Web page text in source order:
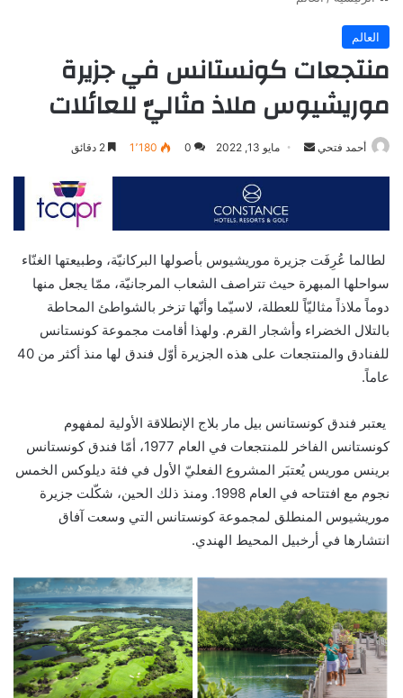
العالم
منتجعات كونستانس في جزيرة
موريشيوس ملاذ مثاليّ للعائلات
أحمد فتحي
أرسل مايو 13, 2022 0 1٬180
لطالما عُرِفَت جزيرة موريشيوس بأصولها البركانيّة، وطبيعتها الغنّاء
سواحلها المبهرة حيث تتراصف الشعاب المرجانيّة، ممّا يجعل منها
دوماً ملاذاً مثاليّاً للعطلة، لاسيّما وأنّها تزخر بالشواطئ المحاطة
بالتلال الخضراء وأشجار القرم. ولهذا أقامت مجموعة كونستانس
للفنادق والمنتجعات على هذه الجزيرة أوّل فندق لها منذ أكثر من 40
عاماً.
يعتبر فندق كونستانس بيل مار بلاج الإنطلاقة الأولية لمفهوم
كونستانس الفاخر للمنتجعات في العام 1977، أمّا فندق كونستانس
برينس موريس يُعتبَر المشروع الفعليّ الأول في فئة ديلوكس الخمس
نجوم مع افتتاحه في العام 1998. ومنذ ذلك الحين، شكّلت جزيرة
موريشيوس المنطلق لمجموعة كونستانس التي وسعت آفاق
انتشارها في أرخبيل المحيط الهندي.